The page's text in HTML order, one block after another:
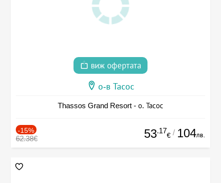
виж офертата
о-в Тасос
Thassos Grand Resort - о. Тасос
-15%
62.38€ 53.17
€ / 104лв.